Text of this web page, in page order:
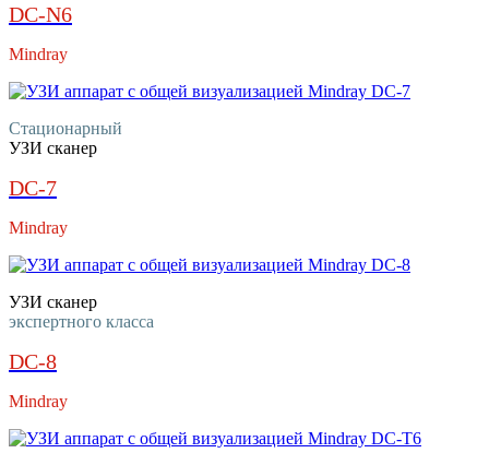
DC-N6
Mindray
Стационарный
УЗИ сканер
DC-7
Mindray
УЗИ сканер
экспертного класса
DC-8
Mindray